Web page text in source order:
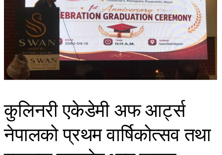
कुलिनरी एकेडेमी अफ आर्ट्स
नेपालको प्रथम वार्षिकोत्सव तथा